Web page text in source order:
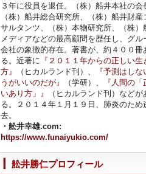
３年に役員を退任。（株）船井本社の会
（株）船井総合研究所、（株）船井財産
サルタンツ、（株）本物研究所、（株）
メディアなどの最高顧問を歴任し、グル
会社の象徴的存在。著書が、約４００冊
る。近著に 『２０１１年からの正しい生
方』
（ヒカルランド刊）、
『予測はしな
うがいいのだが』
（学研）、
『人間の「
いあり方」』
（ヒカルランド刊）などが
る。２０１４年１月１９日、肺炎のため
去。
・舩井幸雄.com:
https://www.funaiyukio.com/
舩井勝仁プロフィール